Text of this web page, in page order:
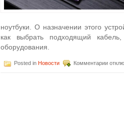
ноутбуки. О назначении этого
как выбрать подходящий
оборудования.
Posted in Новости Комментариик